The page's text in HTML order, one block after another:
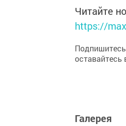
Читайте
https://
оставайтесь
Галерея